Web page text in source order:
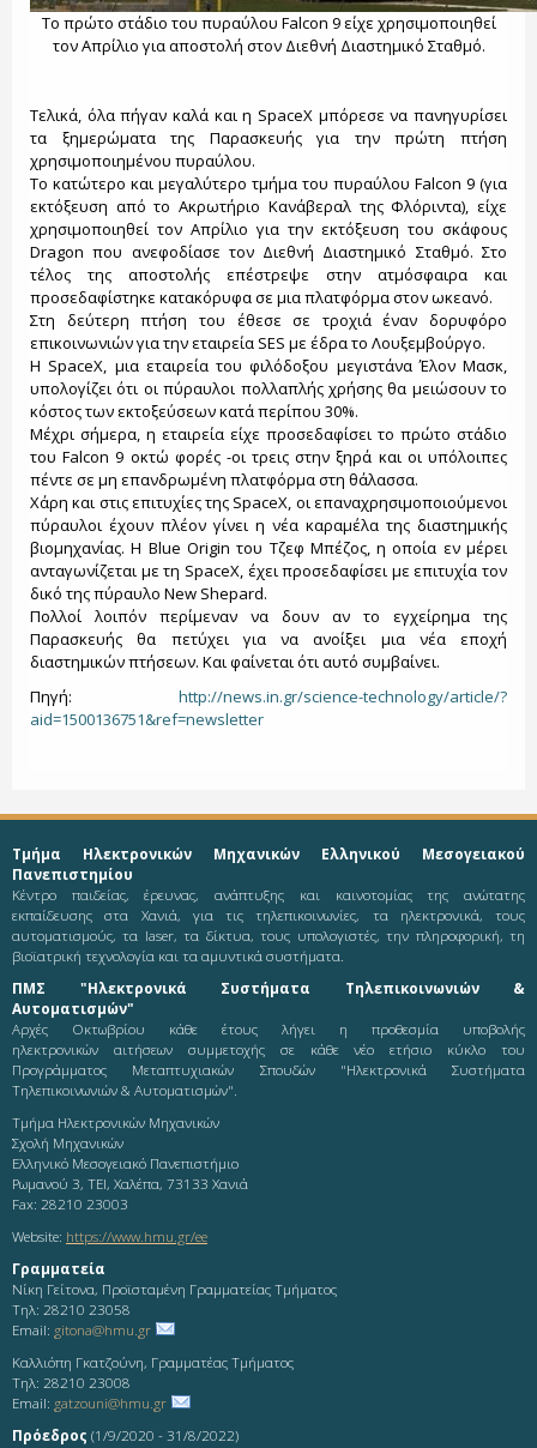
Το πρώτο στάδιο του πυραύλου Falcon 9 είχε χρησιμοποιηθεί
τον Απρίλιο για αποστολή στον Διεθνή Διαστημικό Σταθμό.
Τελικά, όλα πήγαν καλά και η SpaceX μπόρεσε να πανηγυρίσει
τα ξημερώματα της Παρασκευής για την πρώτη πτήση
χρησιμοποιημένου πυραύλου.
Το κατώτερο και μεγαλύτερο τμήμα του πυραύλου Falcon 9 (για
εκτόξευση από το Ακρωτήριο Κανάβεραλ της Φλόριντα), είχε
χρησιμοποιηθεί τον Απρίλιο για την εκτόξευση του σκάφους
Dragon που ανεφοδίασε τον Διεθνή Διαστημικό Σταθμό. Στο
τέλος της αποστολής επέστρεψε στην ατμόσφαιρα και
προσεδαφίστηκε κατακόρυφα σε μια πλατφόρμα στον ωκεανό.
Στη δεύτερη πτήση του έθεσε σε τροχιά έναν δορυφόρο
επικοινωνιών για την εταιρεία SES με έδρα το Λουξεμβούργο.
Η SpaceX, μια εταιρεία του φιλόδοξου μεγιστάνα Έλον Μασκ,
υπολογίζει ότι οι πύραυλοι πολλαπλής χρήσης θα μειώσουν το
κόστος των εκτοξεύσεων κατά περίπου 30%.
Μέχρι σήμερα, η εταιρεία είχε προσεδαφίσει το πρώτο στάδιο
του Falcon 9 οκτώ φορές -οι τρεις στην ξηρά και οι υπόλοιπες
πέντε σε μη επανδρωμένη πλατφόρμα στη θάλασσα.
Χάρη και στις επιτυχίες της SpaceX, οι επαναχρησιμοποιούμενοι
πύραυλοι έχουν πλέον γίνει η νέα καραμέλα της διαστημικής
βιομηχανίας. Η Blue Origin του Τζεφ Μπέζος, η οποία εν μέρει
ανταγωνίζεται με τη SpaceX, έχει προσεδαφίσει με επιτυχία τον
δικό της πύραυλο New Shepard.
Πολλοί λοιπόν περίμεναν να δουν αν το εγχείρημα της
Παρασκευής θα πετύχει για να ανοίξει μια νέα εποχή
διαστημικών πτήσεων. Και φαίνεται ότι αυτό συμβαίνει.
Πηγή: http://news.in.gr/science-technology/article/?
aid=1500136751&ref=newsletter
Τμήμα Ηλεκτρονικών Μηχανικών Ελληνικού Μεσογειακού
Πανεπιστημίου
Κέντρο παιδείας, έρευνας, ανάπτυξης και καινοτομίας της ανώτατης
εκπαίδευσης στα Χανιά, για τις τηλεπικοινωνίες, τα ηλεκτρονικά, τους
αυτοματισμούς, τα laser, τα δίκτυα, τους υπολογιστές, την πληροφορική, τη
βιοϊατρική τεχνολογία και τα αμυντικά συστήματα.
ΠΜΣ "Ηλεκτρονικά Συστήματα Τηλεπικοινωνιών &
Αυτοματισμών"
Αρχές Οκτωβρίου κάθε έτους λήγει η προθεσμία υποβολής
ηλεκτρονικών αιτήσεων συμμετοχής σε κάθε νέο ετήσιο κύκλο του
Προγράμματος Μεταπτυχιακών Σπουδών "Ηλεκτρονικά Συστήματα
Τηλεπικοινωνιών & Αυτοματισμών".
Τμήμα Ηλεκτρονικών Μηχανικών
Σχολή Μηχανικών
Ελληνικό Μεσογειακό Πανεπιστήμιο
Ρωμανού 3, ΤΕΙ, Χαλέπα, 73133 Χανιά
Fax: 28210 23003
Website: https://www.hmu.gr/ee
Γραμματεία
Νίκη Γείτονα, Προϊσταμένη Γραμματείας Τμήματος
Τηλ: 28210 23058
Email: gitona@hmu.gr
Καλλιόπη Γκατζούνη, Γραμματέας Τμήματος
Τηλ: 28210 23008
Email: gatzouni@hmu.gr
Πρόεδρος (1/9/2020 - 31/8/2022)